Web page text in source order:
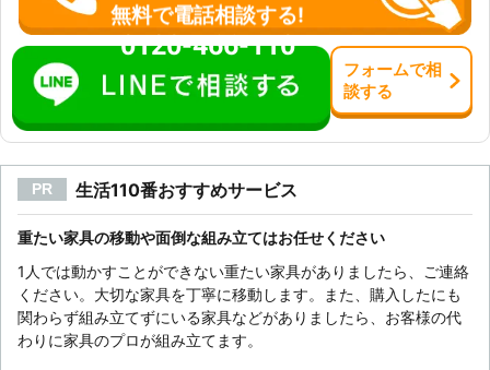
無料で電話相談する!
0120-466-110
フォームで相
談する
PR 生活110番おすすめサービス
重たい家具の移動や面倒な組み立てはお任せください
1人では動かすことができない重たい家具がありましたら、ご連絡
ください。大切な家具を丁寧に移動します。また、購入したにも
関わらず組み立てずにいる家具などがありましたら、お客様の代
わりに家具のプロが組み立てます。